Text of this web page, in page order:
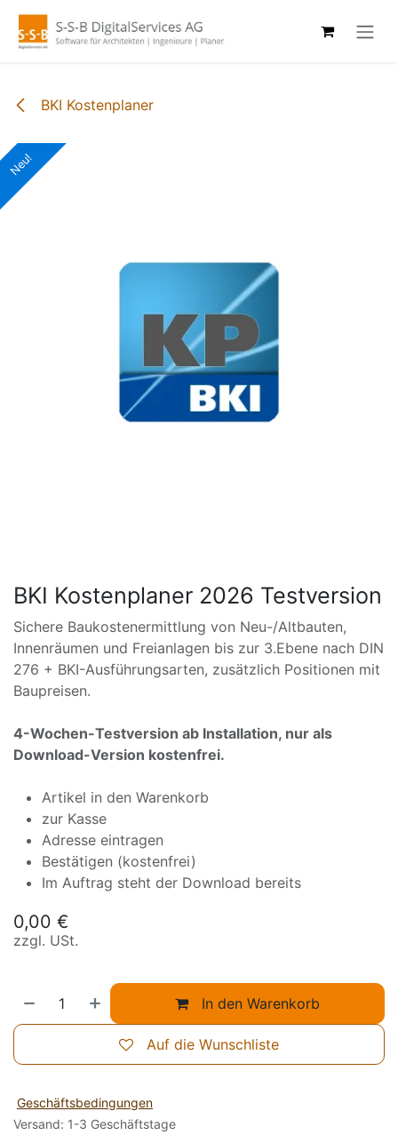
Zum Inhalt springen
BKI Kostenplaner
Neu!
BKI Kostenplaner 2026 Testversion
Sichere Baukostenermittlung von Neu-/Altbauten,
Innenräumen und Freianlagen bis zur 3.Ebene nach DIN
276 + BKI-Ausführungsarten, zusätzlich Positionen mit
Baupreisen.
4-Wochen-Testversion ab Installation, nur als
Download-Version kostenfrei.
Artikel in den Warenkorb
zur Kasse
Adresse eintragen
Bestätigen (kostenfrei)
Im Auftrag steht der Download bereits
0,00 €
zzgl. USt.
In den Warenkorb
Auf die Wunschliste
Geschäftsbedingungen
Versand: 1-3 Geschäftstage